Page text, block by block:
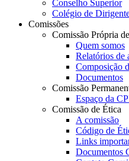
Conselho Superior
Colégio de
Comissões
Comissão Própria
Quem somos
Relatórios de
Composição
Documentos
Comissão
Espaço da
Comissão de Ética
A comissão
Código de
Links
Documentos